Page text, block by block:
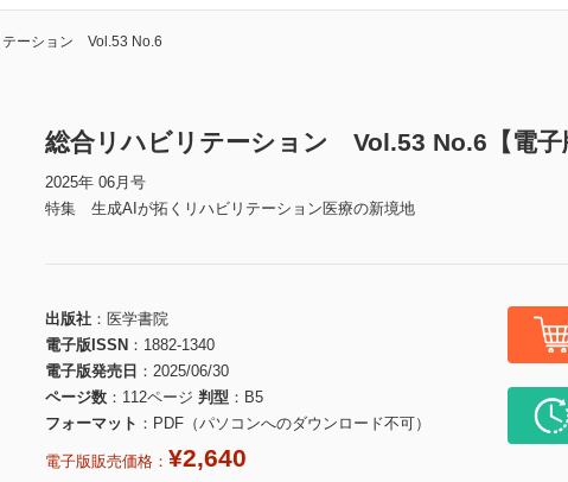
テーション Vol.53 No.6
総合リハビリテーション Vol.53 No.6【電子
2025年 06月号
特集 生成AIが拓くリハビリテーション医療の新境地
出版社
医学書院
電子版ISSN
1882-1340
電子版発売日
2025/06/30
ページ数
112ページ 判型
B5
フォーマット
PDF（パソコンへのダウンロード不可）
電子版販売価格： ¥2,640